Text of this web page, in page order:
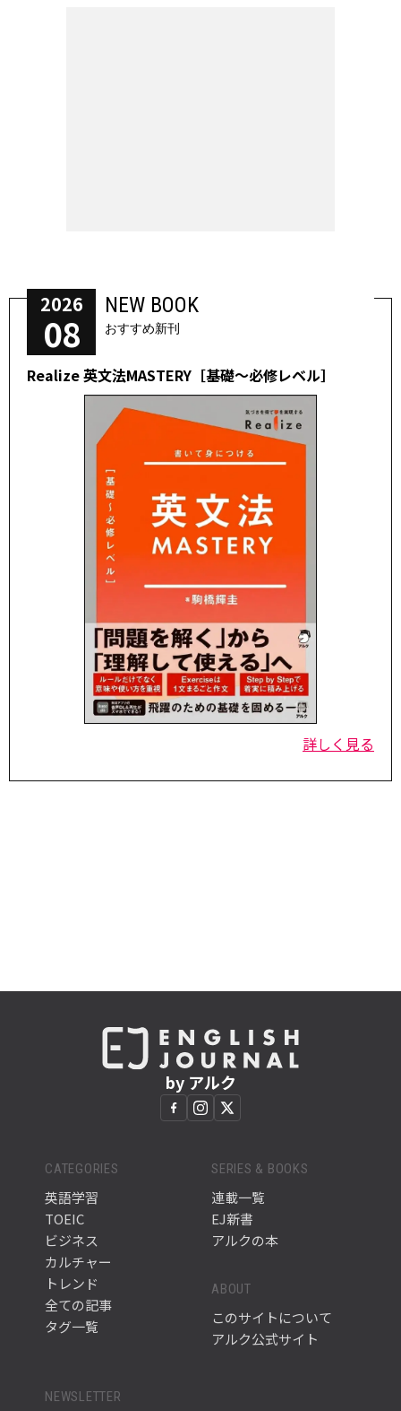
2026
08
NEW BOOK
おすすめ新刊
Realize 英文法MASTERY［基礎～必修レベル］
詳しく見る
by アルク
CATEGORIES
英語学習
TOEIC
ビジネス
カルチャー
トレンド
全ての記事
タグ一覧
SERIES & BOOKS
連載一覧
EJ新書
アルクの本
ABOUT
このサイトについて
アルク公式サイト
NEWSLETTER